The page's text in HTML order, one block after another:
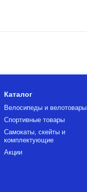
Каталог
Велосипеды и велотовары
Спортивные товары
Самокаты, скейты и
комплектующие
Акции